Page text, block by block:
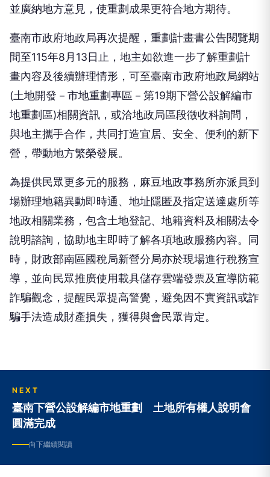
並廣納地方意見，使重劃成果更符合地方期待。
臺南市政府地政局再次提醒，重劃計畫書公告閱覽期
間至115年8月13日止，地主如欲進一步了解重劃計
畫內容及後續辦理情形，可至臺南市政府地政局網站
(土地開發－市地重劃專區－第19期下營公設解編市
地重劃區)相關資訊，或洽地政局區段徵收科詢問，
與地主攜手合作，共同打造宜居、安全、便利的新下
營，帶動地方繁榮發展。
為提供民眾更多元的服務，麻豆地政事務所亦派員到
場辦理地籍異動即時通、地址隱匿及指定送達處所等
地政相關業務，包含土地登記、地籍資料及相關法令
說明諮詢，協助地主即時了解各項地政服務內容。同
時，財政部南區國稅局新營分局亦於現場進行稅務宣
導，並向民眾推廣使用載具儲存雲端發票及宣導防範
詐騙觀念，提醒民眾提高警覺，避免因不實資訊或詐
騙手法造成財產損失，獲得與會民眾肯定。
NEXT
臺南下營公設解編市地重劃 土地所有權人說明會
圓滿完成
向下繼續閱讀